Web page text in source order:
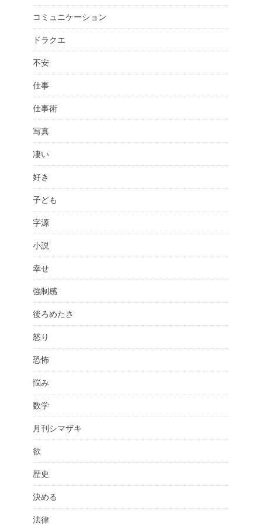
コミュニケーション
ドラクエ
不安
仕事
仕事術
写真
凄い
好き
子ども
字源
小説
幸せ
強制感
後ろめたさ
怒り
恐怖
悩み
数学
月刊シマザキ
欲
歴史
決める
法律